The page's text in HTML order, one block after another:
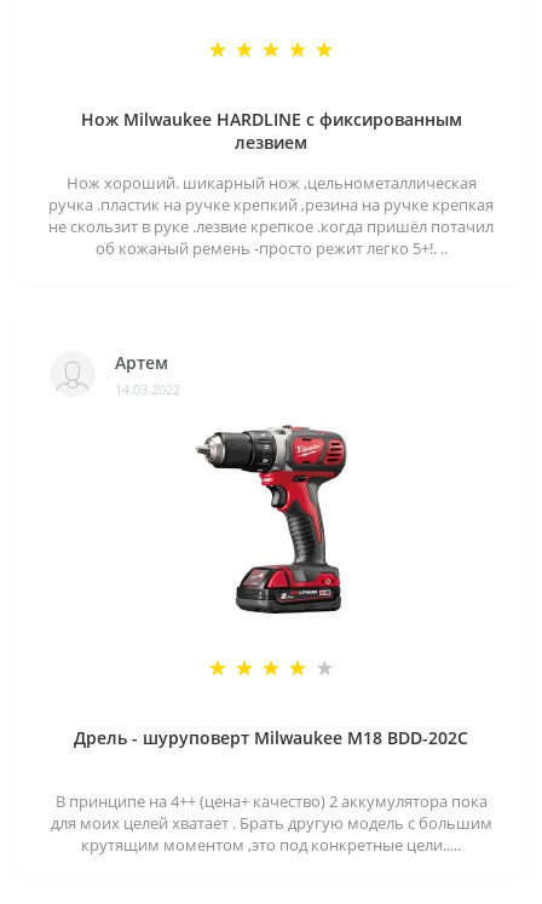
Нож Milwaukee HARDLINE с фиксированным
лезвием
Нож хороший. шикарный нож ,цельнометаллическая
ручка .пластик на ручке крепкий ,резина на ручке крепкая
не скользит в руке .лезвие крепкое .когда пришёл потачил
об кожаный ремень -просто режит легко 5+!. ..
Артем
14.03.2022
Дрель - шуруповерт Milwaukee M18 BDD-202C
В принципе на 4++ (цена+ качество) 2 аккумулятора пока
для моих целей хватает . Брать другую модель с большим
крутящим моментом ,это под конкретные цели.....